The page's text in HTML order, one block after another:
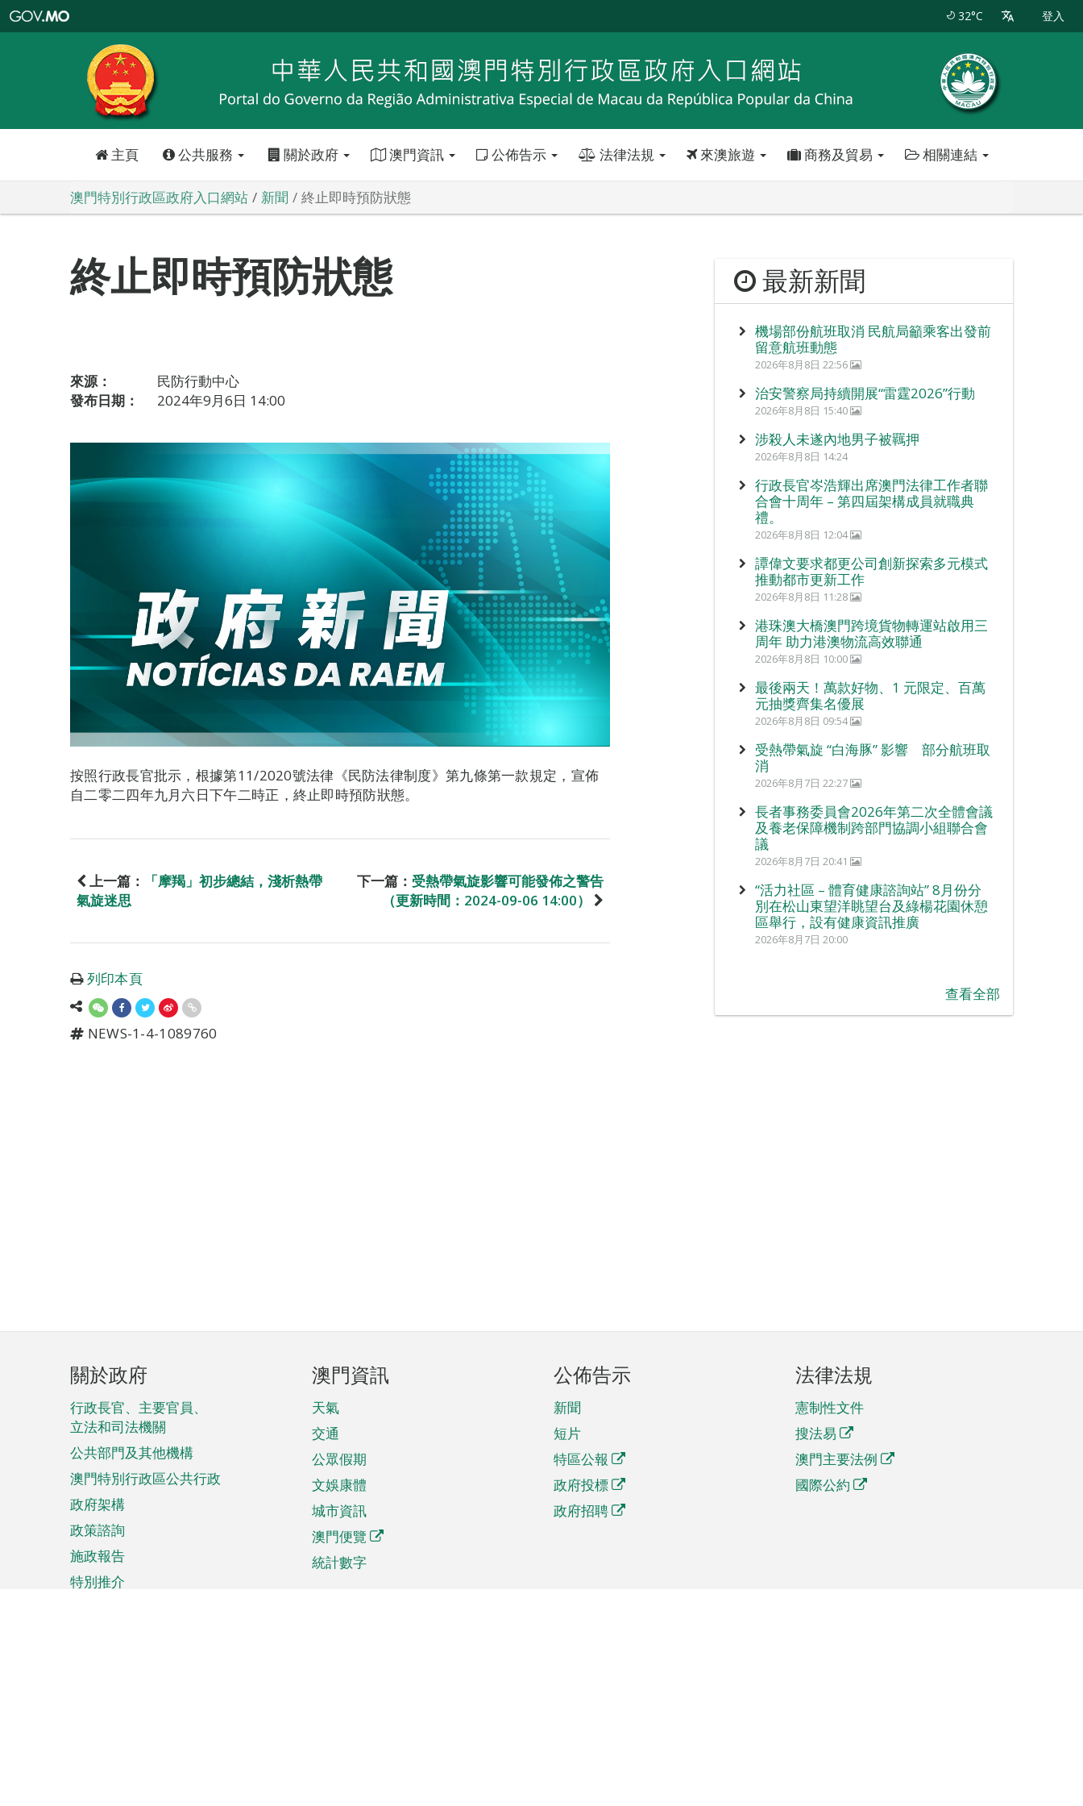
特
政
區
政
口
32°C 登入
主頁 公共服務 關於政府 澳門資訊 公佈告示 法律法規 來澳旅遊 商務及貿易 相關連結
澳門特別行政區政府入口網站 新聞 終止即時預防狀態
終止即時預防狀態
來源：
民防行動中心
發布日期：
2024年9月6日 14:00
按照行政長官批示，根據第11/2020號法律《民防法律制度》第九條第一款規定，宣佈
自二零二四年九月六日下午二時正，終止即時預防狀態。
上一篇：
「摩羯」初步總結，淺析熱帶
氣旋迷思
下一篇： 受熱帶氣旋影響可能發佈之警告
（更新時間：2024-09-06 14:00）
列印本頁
NEWS-1-4-1089760
最新新聞
機場部份航班取消 民航局籲乘客出發前
留意航班動態
2026年8月8日 22:56
治安警察局持續開展“雷霆2026”行動
2026年8月8日 15:40
涉殺人未遂內地男子被羈押
2026年8月8日 14:24
行政長官岑浩輝出席澳門法律工作者聯
合會十周年 – 第四屆架構成員就職典
禮。
2026年8月8日 12:04
譚偉文要求都更公司創新探索多元模式
推動都市更新工作
2026年8月8日 11:28
港珠澳大橋澳門跨境貨物轉運站啟用三
周年 助力港澳物流高效聯通
2026年8月8日 10:00
最後兩天！萬款好物、1 元限定、百萬
元抽獎齊集名優展
2026年8月8日 09:54
受熱帶氣旋 “白海豚” 影響 部分航班取
消
2026年8月7日 22:27
長者事務委員會2026年第二次全體會議
及養老保障機制跨部門協調小組聯合會
議
2026年8月7日 20:41
“活力社區 – 體育健康諮詢站” 8月份分
別在松山東望洋眺望台及綠楊花園休憩
區舉行，設有健康資訊推廣
2026年8月7日 20:00
查看全部
頁
腳
菜
單
關於政府
行政長官、主要官員、
立法和司法機關
公共部門及其他機構
澳門特別行政區公共行政
政府架構
政策諮詢
施政報告
特別推介
澳門資訊
天氣
交通
公眾假期
文娛康體
城市資訊
澳門便覽
統計數字
公佈告示
新聞
短片
特區公報
政府投標
政府招聘
法律法規
憲制性文件
搜法易
澳門主要法例
國際公約